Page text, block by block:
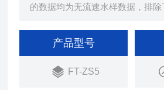
的数据均为无流速水样数据，排
产品型号
FT-ZS5